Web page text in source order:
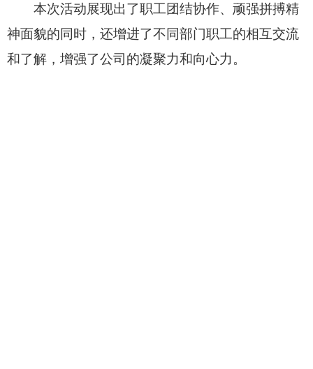
本次活动展现出了职工团结协作、顽强拼搏精
神面貌的同时，还增进了不同部门职工的相互交流
和了解，增强了公司的凝聚力和向心力。